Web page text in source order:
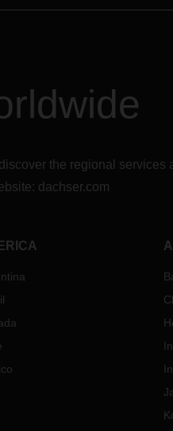
the regional
dachser.com